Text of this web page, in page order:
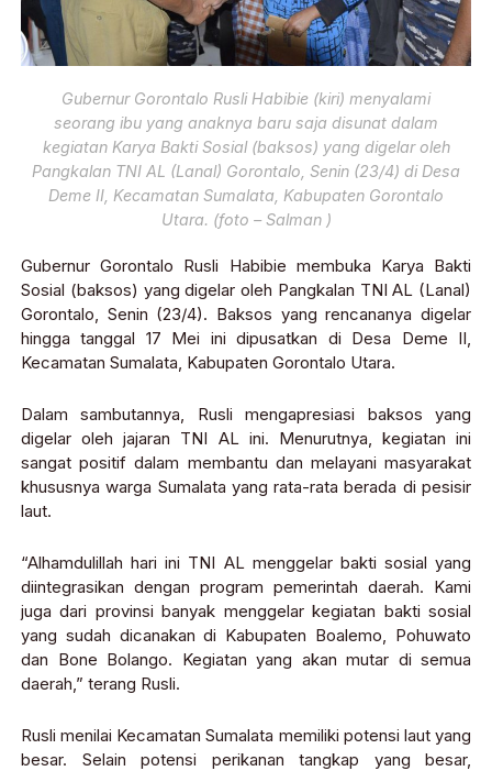
Gubernur Gorontalo Rusli Habibie (kiri) menyalami
seorang ibu yang anaknya baru saja disunat dalam
kegiatan Karya Bakti Sosial (baksos) yang digelar oleh
Pangkalan TNI AL (Lanal) Gorontalo, Senin (23/4) di Desa
Deme II, Kecamatan Sumalata, Kabupaten Gorontalo
Utara. (foto – Salman )
Gubernur Gorontalo Rusli Habibie membuka Karya Bakti
Sosial (baksos) yang digelar oleh Pangkalan TNI AL (Lanal)
Gorontalo, Senin (23/4). Baksos yang rencananya digelar
hingga tanggal 17 Mei ini dipusatkan di Desa Deme II,
Kecamatan Sumalata, Kabupaten Gorontalo Utara.
Dalam sambutannya, Rusli mengapresiasi baksos yang
digelar oleh jajaran TNI AL ini. Menurutnya, kegiatan ini
sangat positif dalam membantu dan melayani masyarakat
khususnya warga Sumalata yang rata-rata berada di pesisir
laut.
“Alhamdulillah hari ini TNI AL menggelar bakti sosial yang
diintegrasikan dengan program pemerintah daerah. Kami
juga dari provinsi banyak menggelar kegiatan bakti sosial
yang sudah dicanakan di Kabupaten Boalemo, Pohuwato
dan Bone Bolango. Kegiatan yang akan mutar di semua
daerah,” terang Rusli.
Rusli menilai Kecamatan Sumalata memiliki potensi laut yang
besar. Selain potensi perikanan tangkap yang besar,